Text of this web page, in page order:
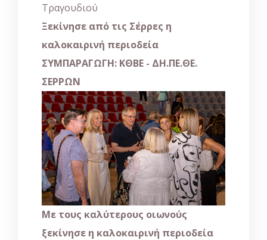
Τραγουδιού
Ξεκίνησε από τις Σέρρες η
καλοκαιρινή περιοδεία
ΣΥΜΠΑΡΑΓΩΓΗ: ΚΘΒΕ - ΔΗ.ΠΕ.ΘΕ.
ΣΕΡΡΩΝ
Με τους καλύτερους οιωνούς
ξεκίνησε η καλοκαιρινή περιοδεία